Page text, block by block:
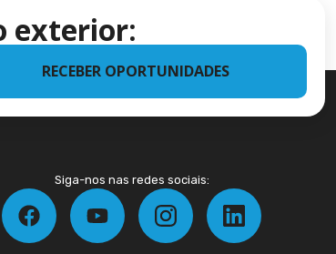
exterior:
RECEBER OPORTUNIDADES
Siga-nos nas redes sociais: